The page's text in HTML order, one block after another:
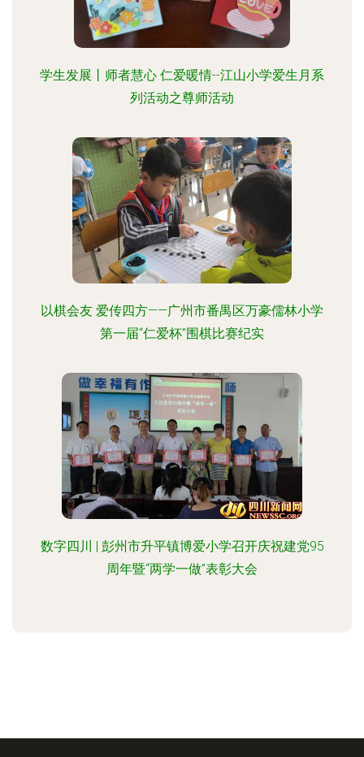
学生发展丨师者慧心 仁爱暖情--江山小学爱生月系
列活动之尊师活动
以棋会友 爱传四方——广州市番禺区万豪儒林小学
第一届“仁爱杯”围棋比赛纪实
数字四川 | 彭州市升平镇博爱小学召开庆祝建党95
周年暨“两学一做”表彰大会